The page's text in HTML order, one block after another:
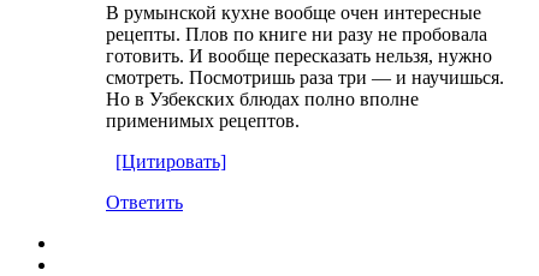
В румынской кухне вообще очен интересные
рецепты. Плов по книге ни разу не пробовала
готовить. И вообще пересказать нельзя, нужно
смотреть. Посмотришь раза три — и научишься.
Но в Узбекских блюдах полно вполне
применимых рецептов.
[Цитировать]
Ответить